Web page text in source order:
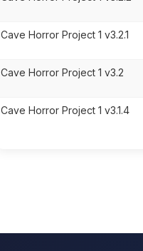
Cave Horror Project 1 v3.2.1
Cave Horror Project 1 v3.2
Cave Horror Project 1 v3.1.4